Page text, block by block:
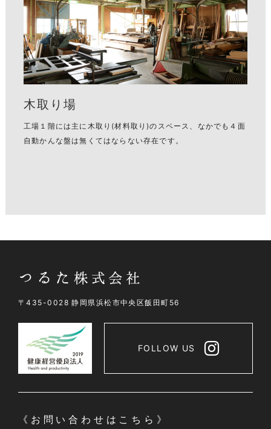
木取り場
工場１階には主に木取り(材料取り)のスペース、なかでも４面
自動かんな盤は無くてはならない存在です。
〒435-0028 静岡県浜松市中央区飯田町56
FOLLOW US
《お問い合わせはこちら》